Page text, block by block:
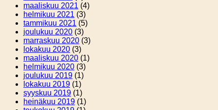
maaliskuu 2021 (4)
helmikuu 2021 (3)
tammikuu 2021 (5)
joulukuu 2020 (3)
marraskuu 2020 (3)
lokakuu 2020 (3)
maaliskuu 2020 (1)
helmikuu 2020 (3)
joulukuu 2019 (1)
lokakuu 2019 (1)
syyskuu 2019 (1)
heinäkuu 2019 (1)